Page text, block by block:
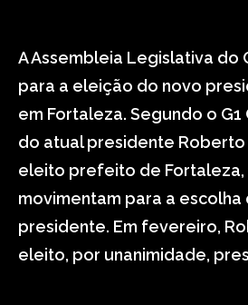
A Assembleia Legislativa do
para a eleição do novo
em Fortaleza. Segundo o G1
do atual presidente Roberto
eleito prefeito de
movimentam para a escolha
presidente. Em fevereiro,
eleito, por unanimidade,